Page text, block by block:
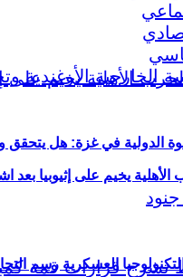
يخيم على إثيوبيا بعد
الدولية في غزة: هل
العسكرية رسم